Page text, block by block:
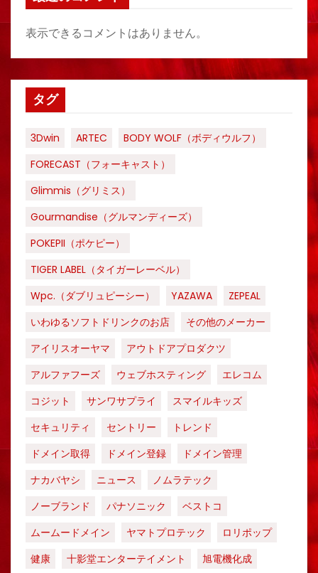
表示できるコメントはありません。
タグ
3Dwin ARTEC
BODY WOLF（ボディウルフ）
FORECAST（フォーキャスト）
Glimmis（グリミス）
Gourmandise（グルマンディーズ）
POKEPII（ポケピー）
TIGER LABEL（タイガーレーベル）
Wpc.（ダブリュピーシー）
YAZAWA
ZEPEAL
いわゆるソフトドリンクのお店
その他のメーカー
アイリスオーヤマ
アウトドアプロダクツ
アルファフーズ
ウェブホスティング
エレコム
コジット
サンワサプライ
スマイルキッズ
セキュリティ
セントリー
トレンド
ドメイン取得
ドメイン登録
ドメイン管理
ナカバヤシ
ニュース
ノムラテック
ノーブランド
パナソニック
ベストコ
ムームードメイン
ヤマトプロテック
ロリポップ
健康
十影堂エンターテイメント
旭電機化成